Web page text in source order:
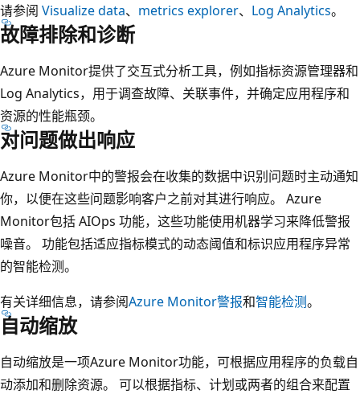
请参阅 Visualize data、 metrics explorer、 Log Analytics。
故障排除和诊断
Azure Monitor提供了交互式分析工具，例如指标资源管理器和
Log Analytics，用于调查故障、关联事件，并确定应用程序和
资源的性能瓶颈。
对问题做出响应
Azure Monitor中的警报会在收集的数据中识别问题时主动通知
你，以便在这些问题影响客户之前对其进行响应。 Azure
Monitor包括 AIOps 功能，这些功能使用机器学习来降低警报
噪音。 功能包括适应指标模式的动态阈值和标识应用程序异常
的智能检测。
有关详细信息，请参阅Azure Monitor警报和智能检测。
自动缩放
自动缩放是一项Azure Monitor功能，可根据应用程序的负载自
动添加和删除资源。 可以根据指标、计划或两者的组合来配置